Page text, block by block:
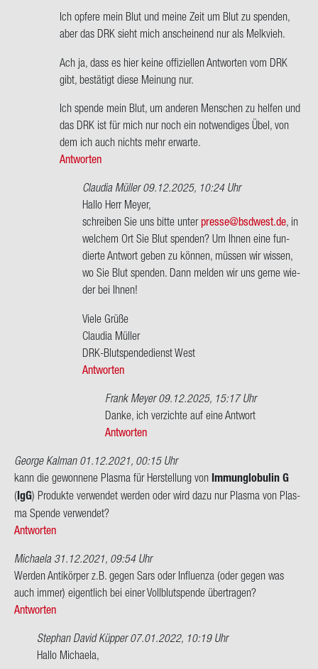
Ich op­fe­re mein Blut und meine Zeit um Blut zu spen­den,
aber das DRK sieht mich an­schei­nend nur als Melk­vieh.
Ach ja, dass es hier keine of­fi­zi­el­len Ant­wor­ten vom DRK
gibt, be­stä­tigt diese Mei­nung nur.
Ich spen­de mein Blut, um an­de­ren Men­schen zu hel­fen und
das DRK ist für mich nur noch ein not­wen­di­ges Übel, von
dem ich auch nichts mehr er­war­te.
Antworten
Claudia Müller09.12.2025, 10:24 Uhr
Ant­
wort
auf
Was
für
ein
Seit
der…
von
Frank
Meyer
Hallo Herr Meyer,
schrei­ben Sie uns bitte unterpres­se@bs­d­west.de, in
wel­chem Ort Sie Blut spen­den? Um Ihnen eine fun­
dier­te Ant­wort geben zu kön­nen, müs­sen wir wis­sen,
wo Sie Blut spen­den. Dann mel­den wir uns gerne wie­
der bei Ihnen!
Viele Grüße
Clau­dia Mül­ler
DRK-​Blutspendedienst West
Antworten
Frank Meyer09.12.2025, 15:17 Uhr
Ant­
wort
Hallo
Herr
Meyer,schrei­
ben…
dia
Mül­
Danke, ich ver­zich­te auf eine Ant­wort
Antworten
George Kalman01.12.2021, 00:15 Uhr
kann die ge­won­ne­ne Plas­ma für Her­stel­lung von Im­mun­glo­bu­lin G
( IgG) Pro­duk­te ver­wen­det wer­den oder wird dazu nur Plas­ma von Plas­
ma Spen­de ver­wen­det?
Antworten
Michaela 31.12.2021, 09:54 Uhr
Wer­den An­ti­kör­per z.B. gegen Sars oder In­flu­en­za (oder gegen was
auch immer) ei­gent­lich bei einer Voll­blut­spen­de über­tra­gen?
Antworten
Stephan David Küpper07.01.2022, 10:19 Uhr
Ant­
Hallo Mi­chae­la,